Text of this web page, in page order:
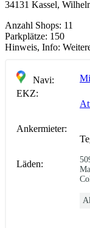
34131 Kassel,
Anzahl Shops: 11
Parkplätze: 150
Hinweis, Info:
Navi:
EKZ:
Ankermieter:
Läden: